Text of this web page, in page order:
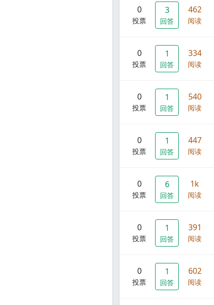
0
投票
3
回答
462
阅读
0
投票
1
回答
334
阅读
0
投票
1
回答
540
阅读
0
投票
1
回答
447
阅读
0
投票
6
回答
1k
阅读
0
投票
1
回答
391
阅读
0
投票
1
回答
602
阅读